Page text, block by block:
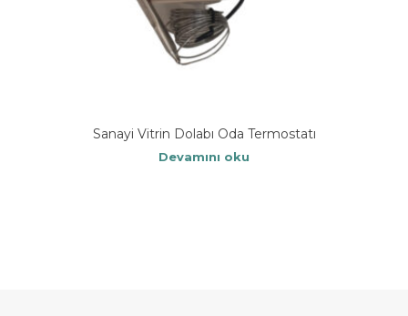
Sanayi Vitrin Dolabı Oda Termostatı
Devamını oku